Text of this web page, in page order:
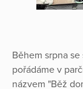
Během srpna
pořádáme v
názvem "Běž